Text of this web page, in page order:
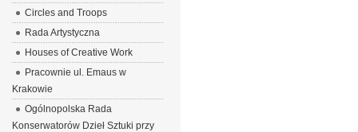
Circles and Troops
Rada Artystyczna
Houses of Creative Work
Pracownie ul. Emaus w
Krakowie
Ogólnopolska Rada
Konserwatorów Dzieł Sztuki przy